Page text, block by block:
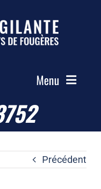
Menu
Précédent